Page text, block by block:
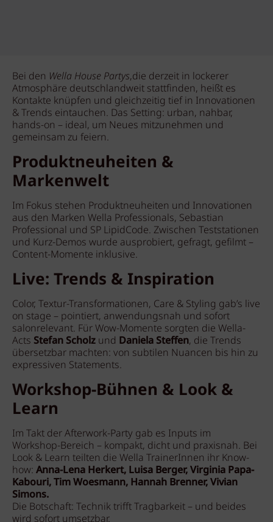
Bei den Wella House Partys,die derzeit in lockerer
Atmosphäre deutschlandweit stattfinden, heißt es
Kontakte knüpfen und gleichzeitig tief in Innovationen
& Trends eintauchen. Das Setting: urban, nahbar,
hands-on – ideal, um Neues mitzunehmen und
gemeinsam zu feiern.
Produktneuheiten &
Markenwelt
Im Fokus stehen Produktneuheiten und Innovationen
aus den Marken Wella Professionals, Sebastian
Professional und SP LipidCode. Zwischen Teststationen
und Kurz-Demos wurde ausprobiert, gefragt, gefilmt –
Content-Momente inklusive.
Live: Trends & Inspiration
Color, Textur-Transformationen, Care & Styling gab’s live
on stage – pointiert, anwendungsnah und sofort
salonrelevant. Für Wow-Momente sorgten die Wella-
Acts Stefan Scholz und Daniela Steffen, die Trends
übersetzbar machten: von subtilen Nuancen bis hin zu
expressiven Statements.
Workshop-Bühnen & Look &
Learn
Im Takt der Afterwork-Party gab es Inputs im
Workshop-Bereich – kompakt, dicht und praxisnah. Bei
Look & Learn teilten die Wella TrainerInnen ihr Know-
how: Anna-Lena Herkert, Luisa Berger, Virginia Papa-
Kabouri, Tim Woesmann, Hannah Brenner, Vivian
Simons.
Die Botschaft: Technik trifft Tragbarkeit – und beides